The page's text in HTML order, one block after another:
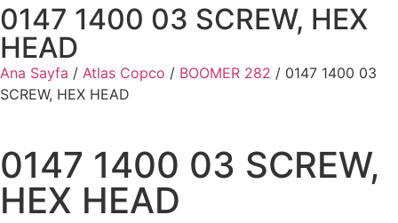
0147 1400 03 SCREW, HEX
HEAD
Ana Sayfa / Atlas Copco / BOOMER 282 / 0147 1400 03
SCREW, HEX HEAD
0147 1400 03 SCREW,
HEX HEAD